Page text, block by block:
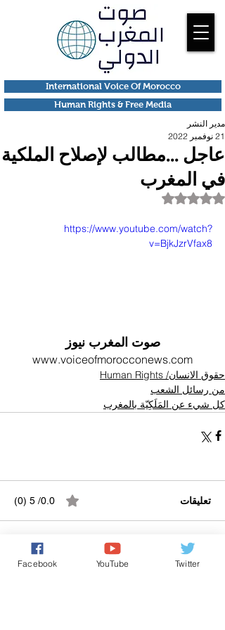
Human Rights & Free Media
International Voice Of Morocco
عاجل ...مطالب لإصلاح الملكية
في المغرب
مدير النشر
21 نوفمبر 2022
تم التقييم بـ ليس رقمًا من أصل 5 نجوم.
https://www.youtube.com/watch?
v=BjkJzrVfax8
صوت المغرب نيوز
www.voiceofmorocconews.com
حقوق الانسان/ Human Rights
من رسائل الشعب
كل شيء عن المَلَكِيّة بالمغرب
تعليقات 0.0/ 5 (0)
التعليق والتقييم...
Facebook YouTube Twitter